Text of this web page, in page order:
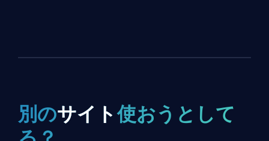
別のサイト使おうとして